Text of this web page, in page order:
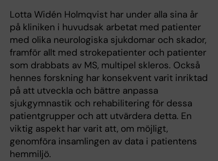
Lotta Widén Holmqvist har under alla sina år
på kliniken i huvudsak arbetat med patienter
med olika neurologiska sjukdomar och skador,
framför allt med strokepatienter och patienter
som drabbats av MS, multipel skleros. Också
hennes forskning har konsekvent varit inriktad
på att utveckla och bättre anpassa
sjukgymnastik och rehabilitering för dessa
patientgrupper och att utvärdera detta. En
viktig aspekt har varit att, om möjligt,
genomföra insamlingen av data i patientens
hemmiljö.